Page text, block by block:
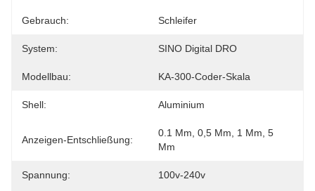
Gebrauch: Schleifer
System: SINO Digital DRO
Modellbau: KA-300-Coder-Skala
Shell: Aluminium
Anzeigen-Entschließung:
0.1 Μm, 0,5 Μm, 1 Μm, 5
Μm
Spannung: 100v-240v